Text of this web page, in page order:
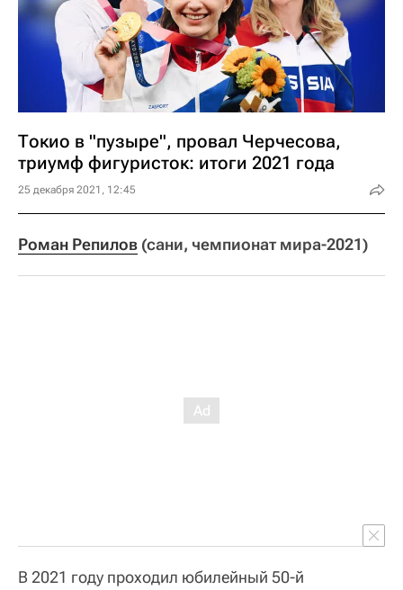
Токио в "пузыре", провал Черчесова,
триумф фигуристок: итоги 2021 года
25 декабря 2021, 12:45
Роман Репилов (сани, чемпионат мира-2021)
В 2021 году проходил юбилейный 50-й